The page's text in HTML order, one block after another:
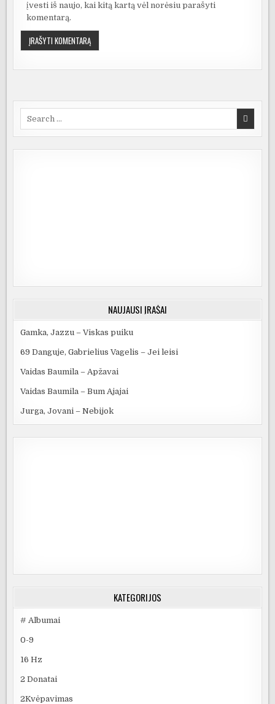
įvesti iš naujo, kai kitą kartą vėl norėsiu parašyti
komentarą.
NAUJAUSI ĮRAŠAI
Gamka, Jazzu – Viskas puiku
69 Danguje, Gabrielius Vagelis – Jei leisi
Vaidas Baumila – Apžavai
Vaidas Baumila – Bum Ajajai
Jurga, Jovani – Nebijok
KATEGORIJOS
# Albumai
0-9
16 Hz
2 Donatai
2Kvėpavimas